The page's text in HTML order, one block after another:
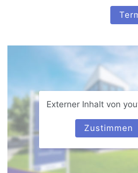
Externer Inhalt von
Zustimmen